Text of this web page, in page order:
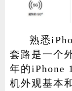
熟悉
套路是一个
年的iPhone
机外观基本